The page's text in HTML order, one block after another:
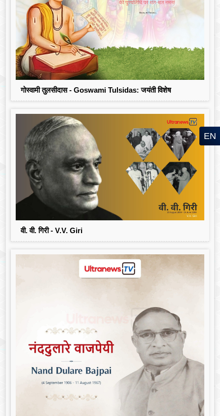
गोस्वामी तुलसीदास - Goswami Tulsidas: जयंती विशेष
वी. वी. गिरी - V.V. Giri
EN